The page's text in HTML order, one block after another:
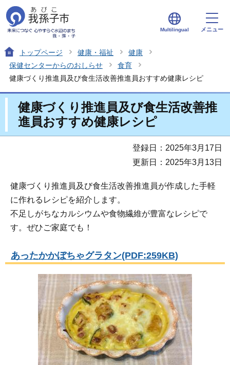
Multilingual メニュー
トップページ 健康・福祉
健康
保健センターからのおしらせ
食育
健康づくり推進員及び食生活改善推進員おすすめ健康レシピ
健康づくり推進員及び食生活改善推
進員おすすめ健康レシピ
登録日：2025年3月17日
更新日：2025年3月13日
健康づくり推進員及び食生活改善推進員が作成した手軽
に作れるレシピを紹介します。
不足しがちなカルシウムや食物繊維が豊富なレシピで
す。ぜひご家庭でも！
あったかかぼちゃグラタン(PDF:259KB)